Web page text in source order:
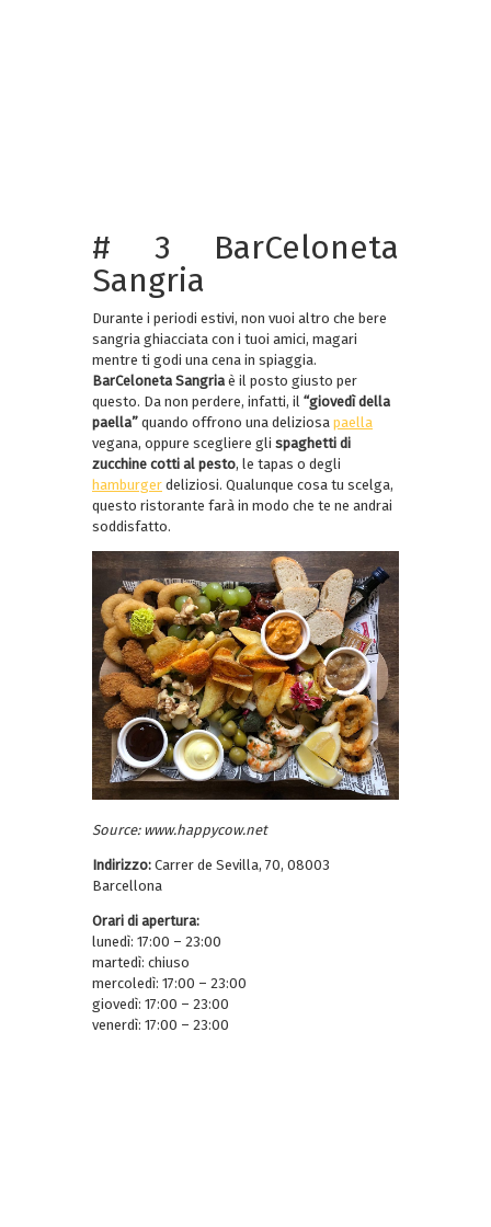
# 3 BarCeloneta
Sangria
Durante i periodi estivi, non vuoi altro che bere
sangria ghiacciata con i tuoi amici, magari
mentre ti godi una cena in spiaggia.
BarCeloneta Sangria è il posto giusto per
questo. Da non perdere, infatti, il “giovedì della
paella” quando offrono una deliziosa paella
vegana, oppure scegliere gli spaghetti di
zucchine cotti al pesto, le tapas o degli
hamburger deliziosi. Qualunque cosa tu scelga,
questo ristorante farà in modo che te ne andrai
soddisfatto.
Source: www.happycow.net
Indirizzo: Carrer de Sevilla, 70, 08003
Barcellona
Orari di apertura:
lunedì: 17:00 – 23:00
martedì: chiuso
mercoledì: 17:00 – 23:00
giovedì: 17:00 – 23:00
venerdì: 17:00 – 23:00